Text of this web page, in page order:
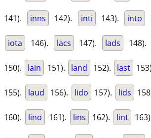
141). inns 142). inti 143). into
iota 146). lacs 147). lads 148).
150). lain 151). land 152). last
155). laud 156). lido 157). lids
160). lino 161). lins 162). lint